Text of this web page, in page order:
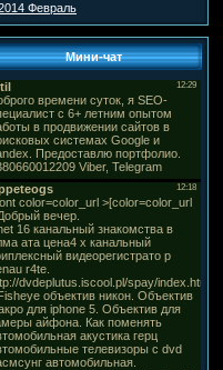
Февраль
Мини-чат